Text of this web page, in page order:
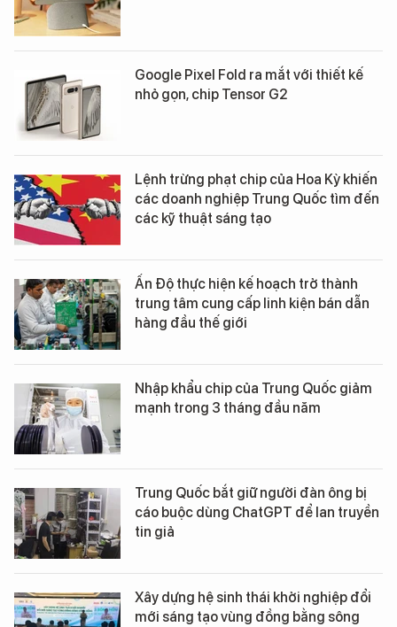
Google Pixel Fold ra mắt với thiết kế
nhỏ gọn, chip Tensor G2
Lệnh trừng phạt chip của Hoa Kỳ khiến
các doanh nghiệp Trung Quốc tìm đến
các kỹ thuật sáng tạo
Ấn Độ thực hiện kế hoạch trở thành
trung tâm cung cấp linh kiện bán dẫn
hàng đầu thế giới
Nhập khẩu chip của Trung Quốc giảm
mạnh trong 3 tháng đầu năm
Trung Quốc bắt giữ người đàn ông bị
cáo buộc dùng ChatGPT để lan truyền
tin giả
Xây dựng hệ sinh thái khởi nghiệp đổi
mới sáng tạo vùng đồng bằng sông